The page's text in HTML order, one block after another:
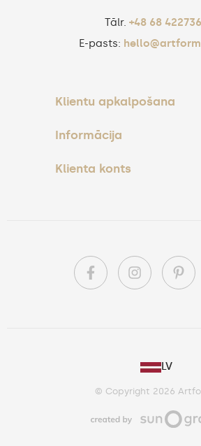
Tālr. +48 68
E-pasts:
Klientu apkalpošana
Informācija
Klienta konts
LV
© Copyright 2026